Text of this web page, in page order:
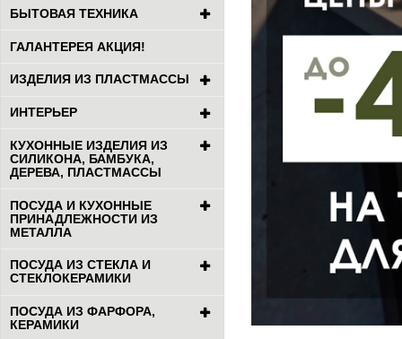
БЫТОВАЯ ТЕХНИКА
ГАЛАНТЕРЕЯ АКЦИЯ!
ИЗДЕЛИЯ ИЗ ПЛАСТМАССЫ
ИНТЕРЬЕР
КУХОННЫЕ ИЗДЕЛИЯ ИЗ
СИЛИКОНА, БАМБУКА,
ДЕРЕВА, ПЛАСТМАССЫ
ПОСУДА И КУХОННЫЕ
ПРИНАДЛЕЖНОСТИ ИЗ
МЕТАЛЛА
ПОСУДА ИЗ СТЕКЛА И
СТЕКЛОКЕРАМИКИ
ПОСУДА ИЗ ФАРФОРА,
КЕРАМИКИ